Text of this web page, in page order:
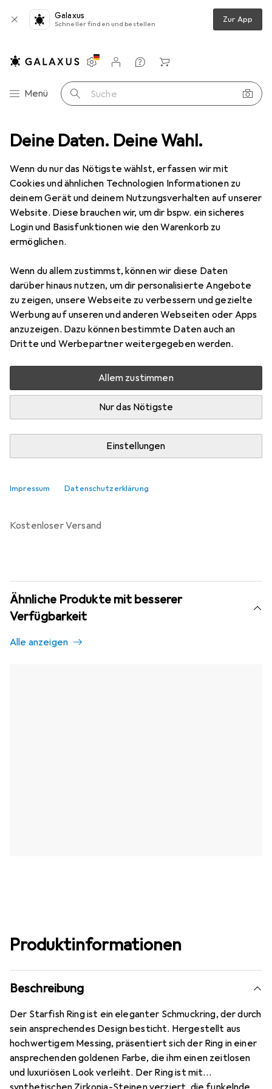
Deine Daten. Deine Wahl.
Wenn du nur das Nötigste wählst, erfassen wir mit
Cookies und ähnlichen Technologien Informationen zu
deinem Gerät und deinem Nutzungsverhalten auf unserer
Website. Diese brauchen wir, um dir bspw. ein sicheres
Login und Basisfunktionen wie den Warenkorb zu
ermöglichen.
Wenn du allem zustimmst, können wir diese Daten
darüber hinaus nutzen, um dir personalisierte Angebote
zu zeigen, unsere Webseite zu verbessern und gezielte
Werbung auf unseren und anderen Webseiten oder Apps
anzuzeigen. Dazu können bestimmte Daten auch an
Dritte und Werbepartner weitergegeben werden.
Allem zustimmen
Nur das Nötigste
Einstellungen
Impressum Datenschutzerklärung
Galaxus
Schneller finden und bestellen Zur App
Navigation nach Kategorien
Menü Suche
Einstellungen
Kundenkonto
Vergleichslisten
Merklisten
Warenkorb
Uhren + Schmuck Schmuck Ring Guess Starfish Ring
Guess Starfish Ring
Preis in EUR inkl. MwSt.
EUR
59,90
Bewertungen Marke
Mehr von Guess
5 Stück an Lager beim Lieferanten
Benachrichtigen, wenn schneller verfügbar
In den Warenkorb
Vergleichen
kostenloser Versand
Ähnliche Produkte mit besserer
Verfügbarkeit
Alle anzeigen
Produktinformationen
Beschreibung
Der Starfish Ring ist ein eleganter Schmuckring, der durch
sein ansprechendes Design besticht. Hergestellt aus
hochwertigem Messing, präsentiert sich der Ring in einer
ansprechenden goldenen Farbe, die ihm einen zeitlosen
und luxuriösen Look verleiht. Der Ring ist mit